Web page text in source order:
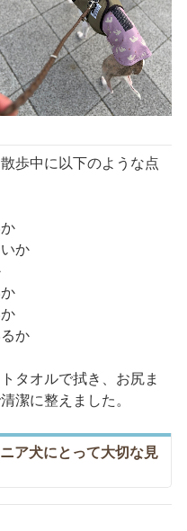
歩中に以下のような点
か
か
タオルで拭き、お尻ま
潔に整えました。
ア犬にとって大切な見